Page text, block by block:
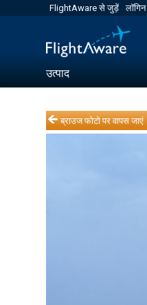
FlightAware से जुड़ें लॉगिन
उत्पाद
ब्राउज फोटो पर वापस जाएं